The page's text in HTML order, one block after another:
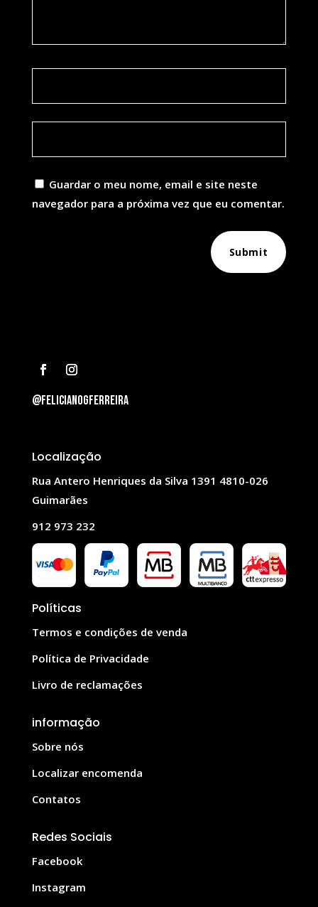
Guardar o meu nome, email e site neste
navegador para a próxima vez que eu comentar.
Submit
@felicianogferreira
Localização
Rua Antero Henriques da Silva 1391 4810-026
Guimarães
912 973 232
Políticas
Termos e condições de venda
Política de Privacidade
Livro de reclamações
informação
Sobre nós
Localizar encomenda
Contatos
Redes Sociais
Facebook
Instagram